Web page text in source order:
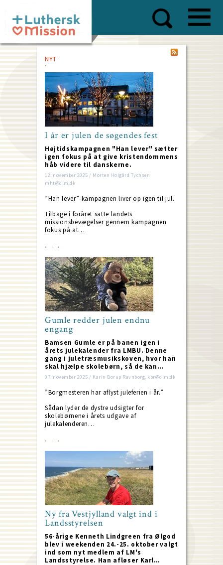
main
content
NYT
I år er julen de søgendes fest
Højtidskampagnen "Han lever" sætter
igen fokus på at give kristendommens
håb videre til danskerne.
12. november 2025 / Morten Holgård Tychsen
mht@dlm.dk
”Han lever”-kampagnen liver op igen til jul.
Tilbage i foråret satte landets
missionsbevægelser gennem kampagnen
fokus på at…
Gumle redder julen endnu
engang
Bamsen Gumle er på banen igen i
årets julekalender fra LMBU. Denne
gang i juletræsmusikskoven, hvor han
skal hjælpe skolebørn, så de kan…
07. november 2025 / Karin Borup Ravnborg, kbr@dlm.dk
”Borgmesteren har aflyst juleferien i år.”
Sådan lyder de dystre udsigter for
skolebørnene i årets udgave af
julekalenderen…
Ny fra Vestjylland valgt ind i
Landsstyrelsen
56-årige Kenneth Lindgreen fra Ølgod
blev i weekenden 24.-25. oktober valgt
ind som nyt medlem af LM's
Landsstyrelse. Han afløser Karl…